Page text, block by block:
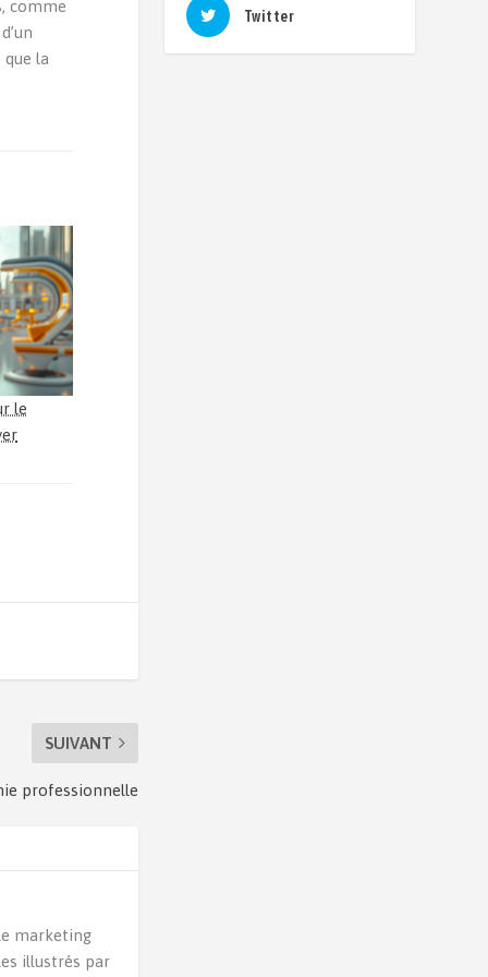
comme
la
le
SUIVANT
professionnelle
marketing
illustrés par
Twitter